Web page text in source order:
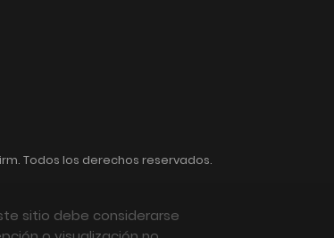
Todos los derechos reservados.
sitio debe considerarse